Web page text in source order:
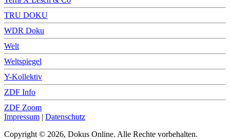
TRU DOKU
WDR Doku
Welt
Weltspiegel
Y-Kollektiv
ZDF Info
ZDF Zoom
Impressum | Datenschutz
Copyright © 2026, Dokus Online. Alle Rechte vorbehalten.